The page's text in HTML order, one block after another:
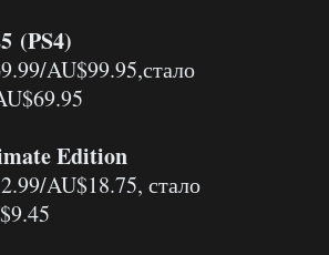
(PS4)
AU$99.95,стало
Edition
AU$18.75, стало